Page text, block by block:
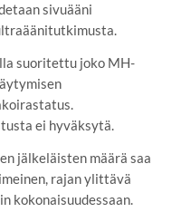
sivuääni
suoritettu joko MH-
ei hyväksytä.
jälkeläisten määrä saa
rajan ylittävä
kokonaisuudessaan.